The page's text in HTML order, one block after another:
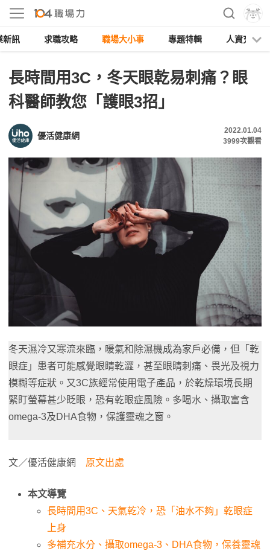
新訊 求職攻略 職場大小事 專題特輯 人資充電
長時間用3C，冬天眼乾易刺痛？眼
科醫師教您「護眼3招」
優活健康網
2022.01.04
3999次觀看
冬天濕冷又寒流來臨，暖氣和除濕機成為家戶必備，但「乾
眼症」患者可能感覺眼睛乾澀，甚至眼睛刺痛、畏光及視力
模糊等症狀。又3C族經常使用電子產品，於乾燥環境長期
緊盯螢幕甚少眨眼，恐有乾眼症風險。多喝水、攝取富含
omega-3及DHA食物，保護靈魂之窗。
文／優活健康網 原文出處
本文導覽
長時間用3C、天氣乾冷，恐「油水不夠」乾眼症
上身
多補充水分、攝取omega-3、DHA食物，保養靈魂